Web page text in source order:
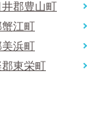
郡豊山町
江町
浜町
東栄町